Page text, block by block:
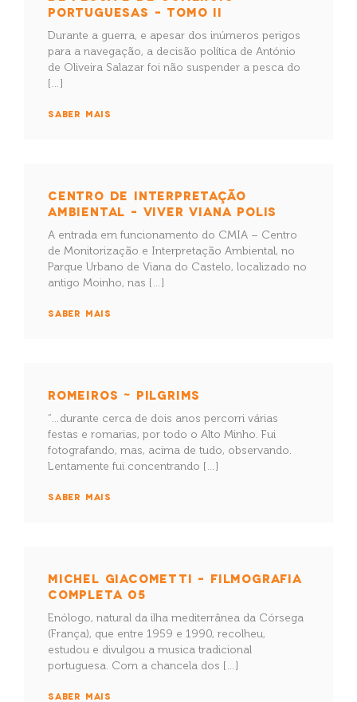
PORTUGUESAS – TOMO II
Durante a guerra, e apesar dos inúmeros perigos
para a navegação, a decisão política de António
de Oliveira Salazar foi não suspender a pesca do
[…]
SABER MAIS
CENTRO DE INTERPRETAÇÃO
AMBIENTAL – VIVER VIANA POLIS
A entrada em funcionamento do CMIA – Centro
de Monitorização e Interpretação Ambiental, no
Parque Urbano de Viana do Castelo, localizado no
antigo Moinho, nas […]
SABER MAIS
ROMEIROS ~ PILGRIMS
“…durante cerca de dois anos percorri várias
festas e romarias, por todo o Alto Minho. Fui
fotografando, mas, acima de tudo, observando.
Lentamente fui concentrando […]
SABER MAIS
MICHEL GIACOMETTI – FILMOGRAFIA
COMPLETA 05
Enólogo, natural da ilha mediterrânea da Córsega
(França), que entre 1959 e 1990, recolheu,
estudou e divulgou a musica tradicional
portuguesa. Com a chancela dos […]
SABER MAIS